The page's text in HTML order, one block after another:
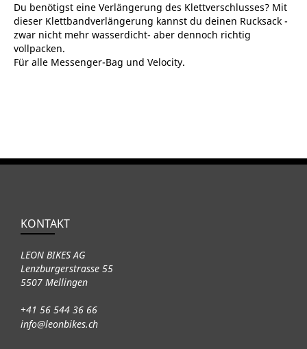
Du benötigst eine Verlängerung des Klettverschlusses? Mit
dieser Klettbandverlängerung kannst du deinen Rucksack -
zwar nicht mehr wasserdicht- aber dennoch richtig
vollpacken.
Für alle Messenger-Bag und Velocity.
KONTAKT
LEON BIKES AG
Lenzburgerstrasse 55
5507 Mellingen
+41 56 544 36 66
info@leonbikes.ch